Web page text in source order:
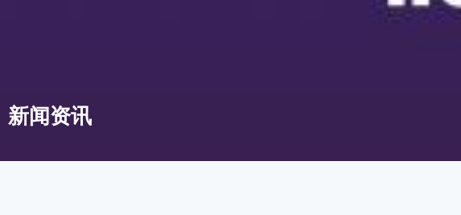
新闻资讯